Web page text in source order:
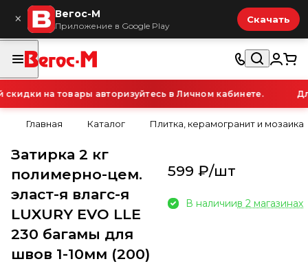
× Вегос-М
Приложение в Google Play
Скачать
на товары авторизуйтесь в Личном кабинете.
Главная Каталог Плитка, керамогранит и мозаика
Затирка 2 кг
полимерно-цем.
эласт-я влагс-я
LUXURY EVO LLE
230 багамы для
швов 1-10мм (200)
599 ₽/шт
В наличиив 2 магазинах